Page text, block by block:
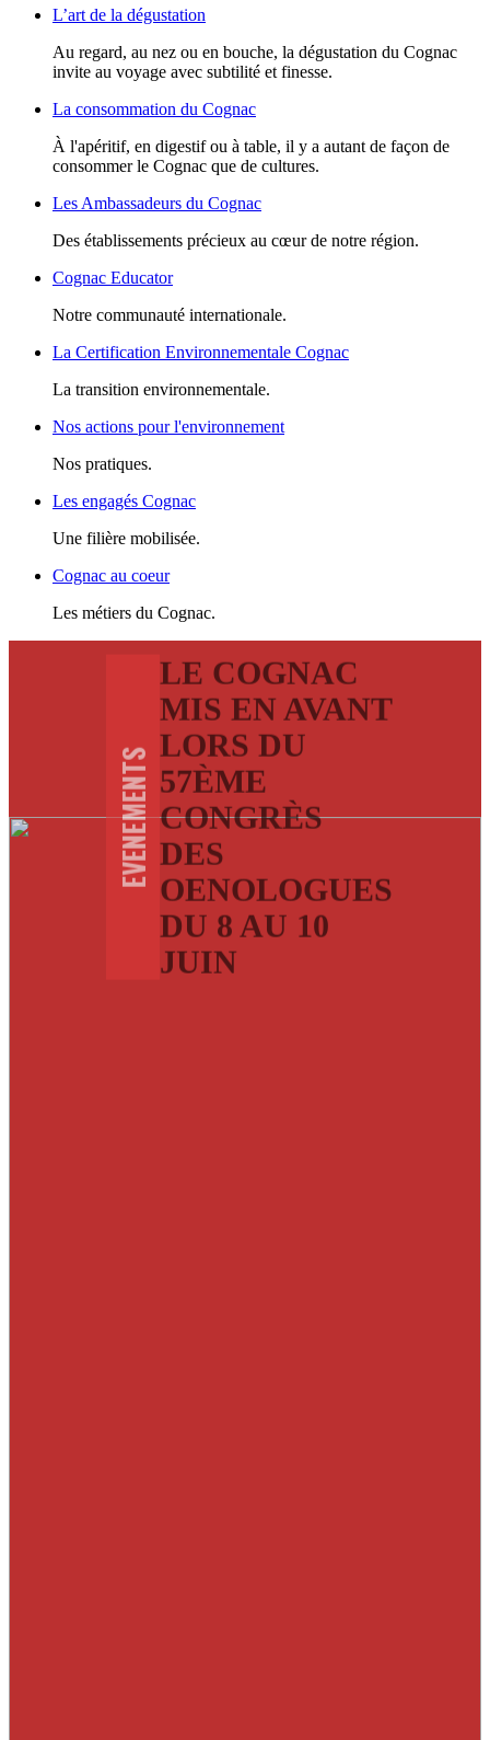
L’art de la dégustation
Au regard, au nez ou en bouche, la dégustation du Cognac
invite au voyage avec subtilité et finesse.
La consommation du Cognac
À l'apéritif, en digestif ou à table, il y a autant de façon de
consommer le Cognac que de cultures.
Les Ambassadeurs du Cognac
Des établissements précieux au cœur de notre région.
Cognac Educator
Notre communauté internationale.
La Certification Environnementale Cognac
La transition environnementale.
Nos actions pour l'environnement
Nos pratiques.
Les engagés Cognac
Une filière mobilisée.
Cognac au coeur
Les métiers du Cognac.
EVENEMENTS
LE COGNAC
MIS EN AVANT
LORS DU
57ÈME
CONGRÈS
DES
OENOLOGUES
DU 8 AU 10
JUIN